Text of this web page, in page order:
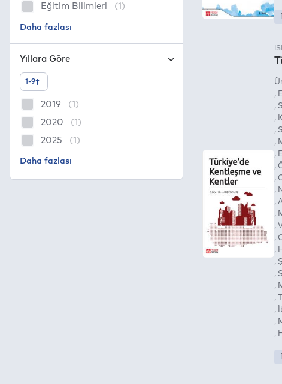
Eğitim Bilimleri
(1)
Yıllara Göre
1-9
2019
(1)
2020
(1)
2025
(1)